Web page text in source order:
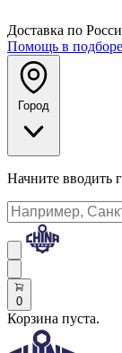
Доставка по
Помощь в подборе
Город
Начните вводить
0
Корзина пуста.